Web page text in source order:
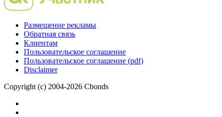
Размещение рекламы
Обратная связь
Клиентам
Пользовательское соглашение
Пользовательское соглашение (pdf)
Disclaimer
Copyright (c) 2004-2026 Cbonds